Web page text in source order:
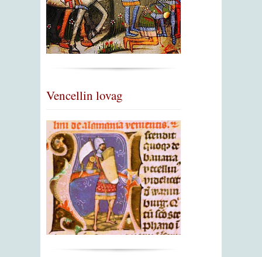
Vencellin lovag